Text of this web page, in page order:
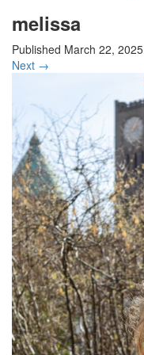
melissa
Published March 22, 2025
Next →